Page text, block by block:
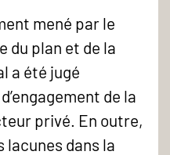
mené par le
du plan et de la
a été jugé
de la
privé. En outre,
lacunes dans la